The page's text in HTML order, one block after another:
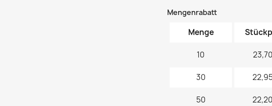
Mengenrabatt
Menge
10
30
50